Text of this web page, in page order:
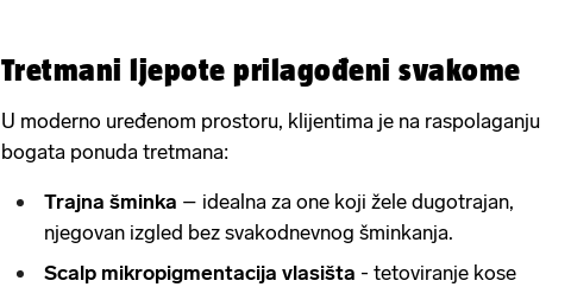
Tretmani ljepote prilagođeni svakome
U moderno uređenom prostoru, klijentima je na raspolaganju
bogata ponuda tretmana:
Trajna šminka – idealna za one koji žele dugotrajan,
njegovan izgled bez svakodnevnog šminkanja.
Scalp mikropigmentacija vlasišta - tetoviranje kose